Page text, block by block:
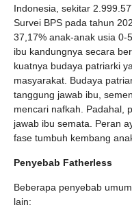
Indonesia, sekitar
Survei BPS pada tahun
37,17% anak-anak usia 0-
ibu kandungnya secara
kuatnya budaya patriarki
masyarakat. Budaya
tanggung jawab ibu,
mencari nafkah. Padahal,
jawab ibu semata. Peran
fase tumbuh kembang
Penyebab Fatherless
Beberapa penyebab
lain: